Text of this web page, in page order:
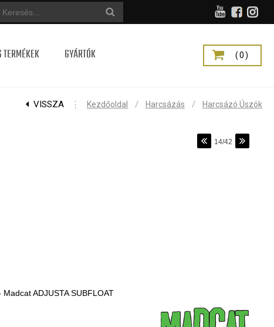
GYÁRTÓK (0)
VISSZA ⋮ Kezdőoldal / Harcsázás / Harcsázó Úszók
14/42
Madcat ADJUSTA SUBFLOAT